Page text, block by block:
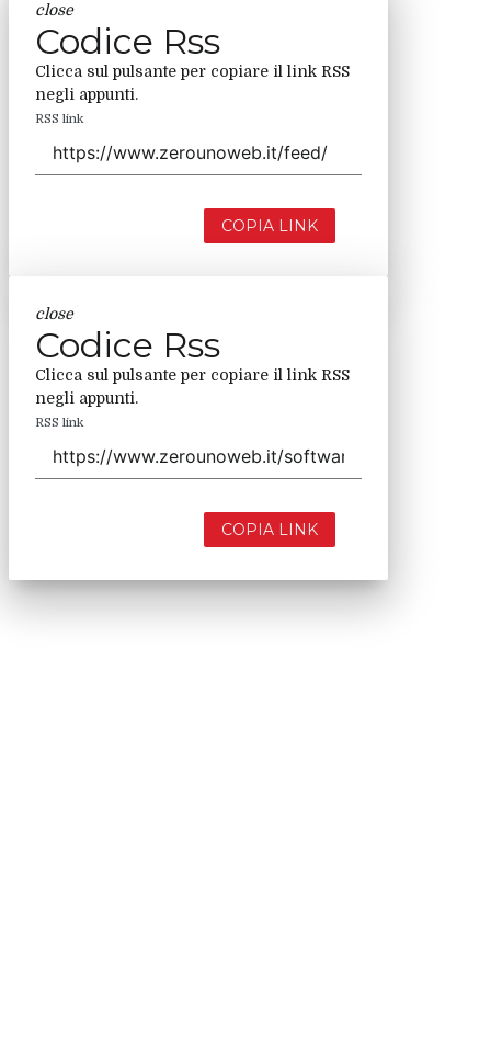
close
Codice Rss
Clicca sul pulsante per copiare il link RSS
negli appunti.
RSS link
COPIA LINK
close
Codice Rss
Clicca sul pulsante per copiare il link RSS
negli appunti.
RSS link
COPIA LINK